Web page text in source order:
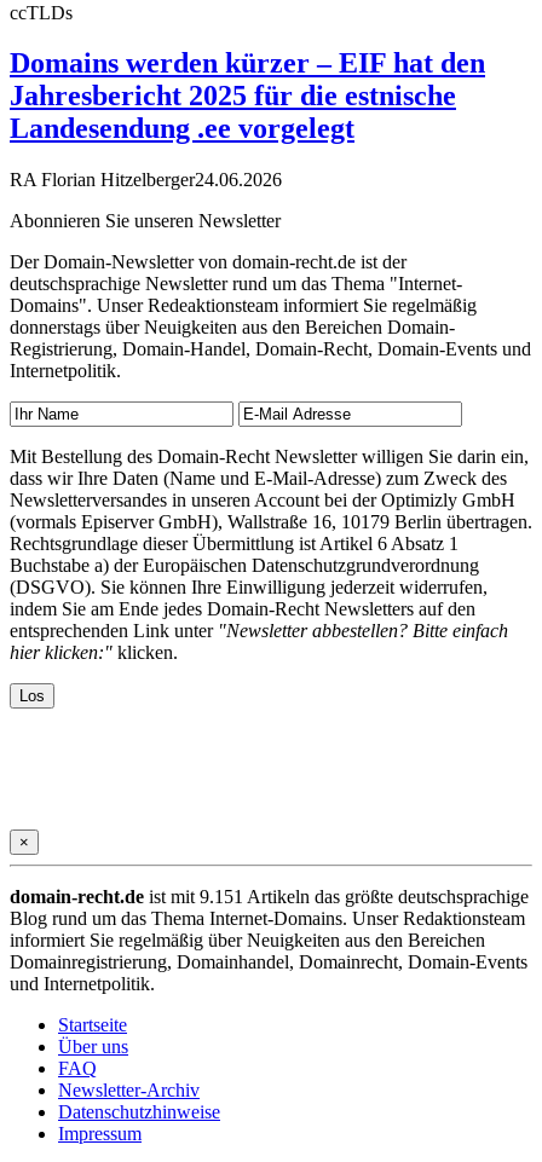
ccTLDs
Domains werden kürzer – EIF hat den
Jahresbericht 2025 für die estnische
Landesendung .ee vorgelegt
RA Florian Hitzelberger24.06.2026
Abonnieren Sie unseren Newsletter
Der Domain-Newsletter von domain-recht.de ist der
deutschsprachige Newsletter rund um das Thema "Internet-
Domains". Unser Redeaktionsteam informiert Sie regelmäßig
donnerstags über Neuigkeiten aus den Bereichen Domain-
Registrierung, Domain-Handel, Domain-Recht, Domain-Events und
Internetpolitik.
Mit Bestellung des Domain-Recht Newsletter willigen Sie darin ein,
dass wir Ihre Daten (Name und E-Mail-Adresse) zum Zweck des
Newsletterversandes in unseren Account bei der Optimizly GmbH
(vormals Episerver GmbH), Wallstraße 16, 10179 Berlin übertragen.
Rechtsgrundlage dieser Übermittlung ist Artikel 6 Absatz 1
Buchstabe a) der Europäischen Datenschutzgrundverordnung
(DSGVO). Sie können Ihre Einwilligung jederzeit widerrufen,
indem Sie am Ende jedes Domain-Recht Newsletters auf den
entsprechenden Link unter "Newsletter abbestellen? Bitte einfach
hier klicken:" klicken.
×
domain-recht.de ist mit 9.151 Artikeln das größte deutschsprachige
Blog rund um das Thema Internet-Domains. Unser Redaktionsteam
informiert Sie regelmäßig über Neuigkeiten aus den Bereichen
Domainregistrierung, Domainhandel, Domainrecht, Domain-Events
und Internetpolitik.
Startseite
Über uns
FAQ
Newsletter-Archiv
Datenschutzhinweise
Impressum